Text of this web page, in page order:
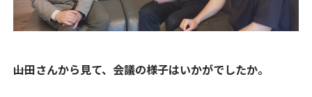
――山田さんから見て、会議の様子はいかがでしたか。